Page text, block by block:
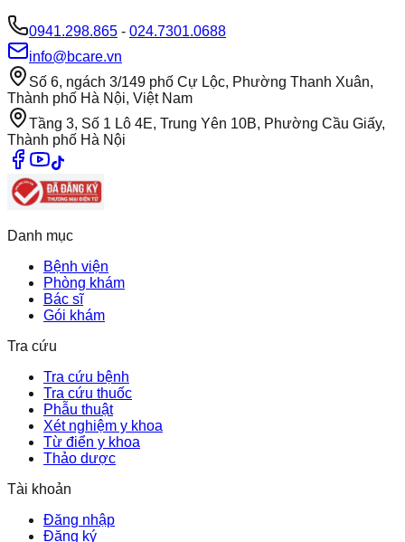
0941.298.865 - 024.7301.0688
info@bcare.vn
Số 6, ngách 3/149 phố Cự Lộc, Phường Thanh Xuân,
Thành phố Hà Nội, Việt Nam
Tầng 3, Số 1 Lô 4E, Trung Yên 10B, Phường Cầu Giấy,
Thành phố Hà Nội
Danh mục
Bệnh viện
Phòng khám
Bác sĩ
Gói khám
Tra cứu
Tra cứu bệnh
Tra cứu thuốc
Phẫu thuật
Xét nghiệm y khoa
Từ điển y khoa
Thảo dược
Tài khoản
Đăng nhập
Đăng ký